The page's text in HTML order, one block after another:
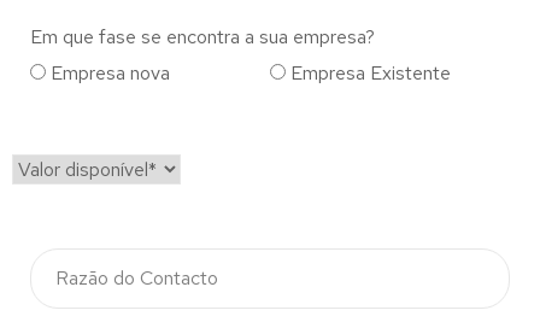
Em que fase se encontra a sua empresa?
Empresa nova
Empresa Existente